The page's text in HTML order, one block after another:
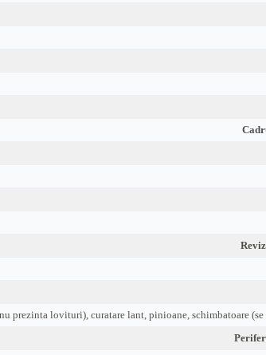
prezinta lovituri), curatare lant, pinioane, schimbatoare (se